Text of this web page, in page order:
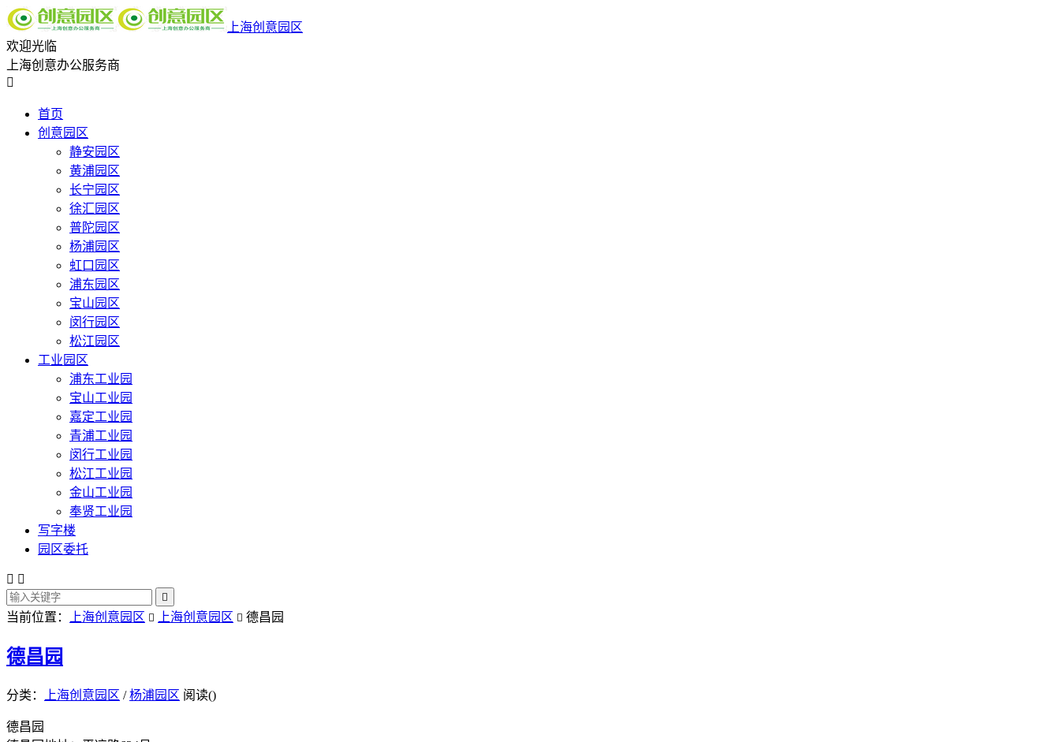
上海创意园区
欢迎光临
上海创意办公服务商

首页
创意园区
静安园区
黄浦园区
长宁园区
徐汇园区
普陀园区
杨浦园区
虹口园区
浦东园区
宝山园区
闵行园区
松江园区
工业园区
浦东工业园
宝山工业园
嘉定工业园
青浦工业园
闵行工业园
松江工业园
金山工业园
奉贤工业园
写字楼
园区委托
 

当前位置： 上海创意园区  上海创意园区  德昌园
德昌园
分类： 上海创意园区 /杨浦园区 阅读()
德昌园